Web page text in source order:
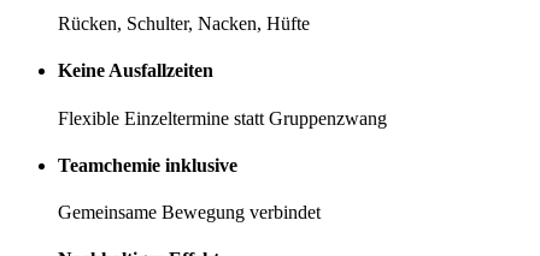
Rücken, Schulter, Nacken, Hüfte
Keine Ausfallzeiten
Flexible Einzeltermine statt Gruppenzwang
Teamchemie inklusive
Gemeinsame Bewegung verbindet